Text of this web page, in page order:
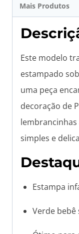
Mais Produtos
Este modelo
estampado
uma peça
decoração de
lembrancinhas
simples e
Estampa
Verde bebê